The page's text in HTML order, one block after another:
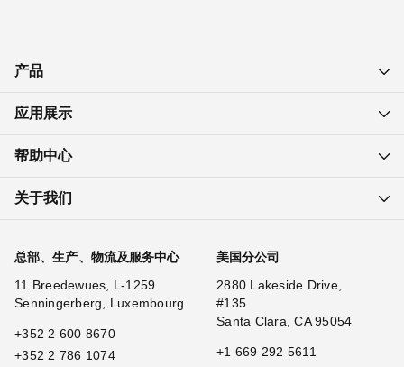
产品
应用展示
帮助中心
关于我们
总部、生产、物流及服务中心
11 Breedewues, L-1259
Senningerberg, Luxembourg
+352 2 600 8670
+352 2 786 1074
美国分公司
2880 Lakeside Drive,
#135
Santa Clara, CA 95054
+1 669 292 5611